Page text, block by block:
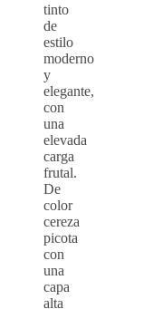
tinto
de
estilo
moderno
y
elegante,
con
una
elevada
carga
frutal.
De
color
cereza
picota
con
una
capa
alta